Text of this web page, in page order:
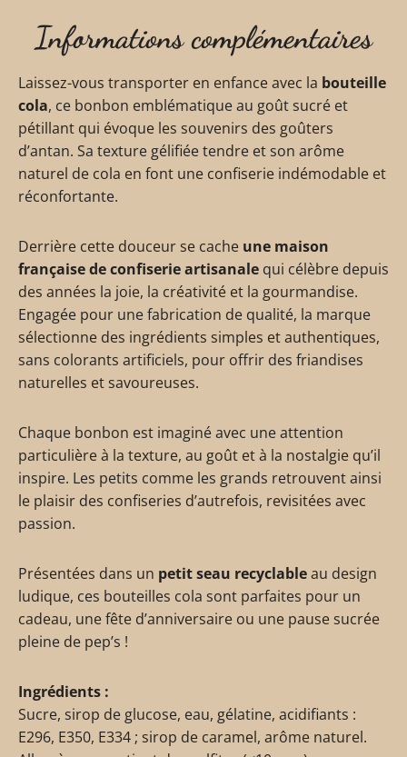
Informations complémentaires
Laissez-vous transporter en enfance avec la bouteille
cola, ce bonbon emblématique au goût sucré et
pétillant qui évoque les souvenirs des goûters
d’antan. Sa texture gélifiée tendre et son arôme
naturel de cola en font une confiserie indémodable et
réconfortante.
Derrière cette douceur se cache une maison
française de confiserie artisanale qui célèbre depuis
des années la joie, la créativité et la gourmandise.
Engagée pour une fabrication de qualité, la marque
sélectionne des ingrédients simples et authentiques,
sans colorants artificiels, pour offrir des friandises
naturelles et savoureuses.
Chaque bonbon est imaginé avec une attention
particulière à la texture, au goût et à la nostalgie qu’il
inspire. Les petits comme les grands retrouvent ainsi
le plaisir des confiseries d’autrefois, revisitées avec
passion.
Présentées dans un petit seau recyclableau design
ludique, ces bouteilles cola sont parfaites pour un
cadeau, une fête d’anniversaire ou une pause sucrée
pleine de pep’s !
Ingrédients :
Sucre, sirop de glucose, eau, gélatine, acidifiants :
E296, E350, E334 ; sirop de caramel, arôme naturel.